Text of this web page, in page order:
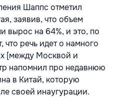
Шаппс отметил
заявив, что объем
вырос на 64%, и это, по
что речь идет о намного
[между Москвой и
напомнил про недавнюю
в Китай, которую
своей инаугурации.